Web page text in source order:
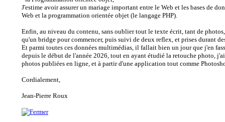
J'estime avoir assurer un mariage important entre le Web et les bases de
Web et la programmation orientée objet (le langage PHP).
Enfin, au niveau du contenu, sans oublier tout le texte écrit, tant de
qu'un bridge pour commencer, puis suivi de deux reflex, et prises durant
Et parmi toutes ces données multimédias, il fallait bien un jour que j'en
depuis le début de l'année 2026, tout en ayant étudié la retouche photo,
photos publiées en ligne, et à partir d'une application tout comme
Cordialement,
Jean-Pierre Roux